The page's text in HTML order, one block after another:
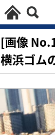
[画像
横浜ゴム